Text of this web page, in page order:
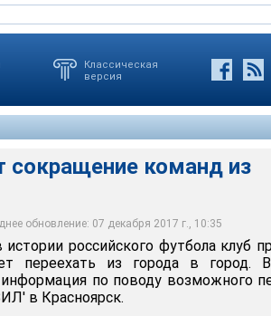
Классическая
версия
сокращение команд из
обновление: 07 декабря 2017 г., 10:35
в Красноярск
российского футбола клуб
переехать из города в город.
информация по поводу возможного
в Красноярск.